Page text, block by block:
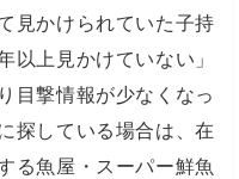
見かけられていた子持
以上見かけていない」
目撃情報が少なくなっ
探している場合は、在
る魚屋・スーパー鮮魚